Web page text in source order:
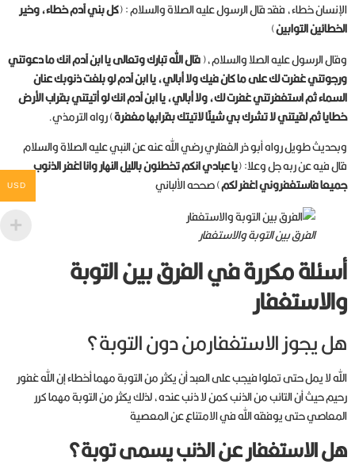
الإنسان خطاء، فقد قال الرسول عليه الصلاة والسلام : (كل بني آدم خطاء، وخير
الخطائين التوابين)
وقال الرسول عليه الصلا والسلام،(قال الله تبارك وتعالى يا ابن آدم انك ما دعوتني
ورجوتني غفرت لك على ما كان فيك ولا أبالي، يا ابن آدم لو بلغت ذنوبك عنان
السماء ثم استغفرتني غفرت لك، ولا أبالي، يا ابن آدم انك لو أتيتني بقراب الأرض
خطايا ثم لقيتني لا تشرك بي شيئًا لاتيتك بقرابها مغفرة) رواه الترمذي.
وبحديث طويل رواه أبو ذر الغفاري رضي الله عنه عن النبي عليه الصلاة والسلام
قال فيه عن ربه جل وعلا: (يا عبادي انكم تخطئون بالليل النهار وانا اغفر الذنوب
جميعا فاستغفروني اغفر لكم) صححه الألباني
الفرق بين التوبة والاستغفار
أسئلة مكررة في الفرق بين التوبة
والاستغفار
هل يجوز الاستغفارمن دون التوبة؟
الله لا يمل حتى تملوا فيجب على العبد أن يكثر من التوبة مهما أخطاء إن الله غفور
رحيم حيث أن التائب من الذنب كمن لا ذنب عنده، لذلك يكثر من التوبة مهما كرر
المعاصي حتى يوفقه الله في الامتناع عن المعصية
هل الاستغفار عن الذنب يسمى توبة؟
USD